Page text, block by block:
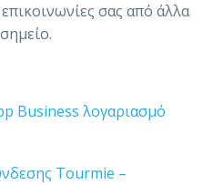
σας από άλλα
Business λογαριασμό
Tourmie –